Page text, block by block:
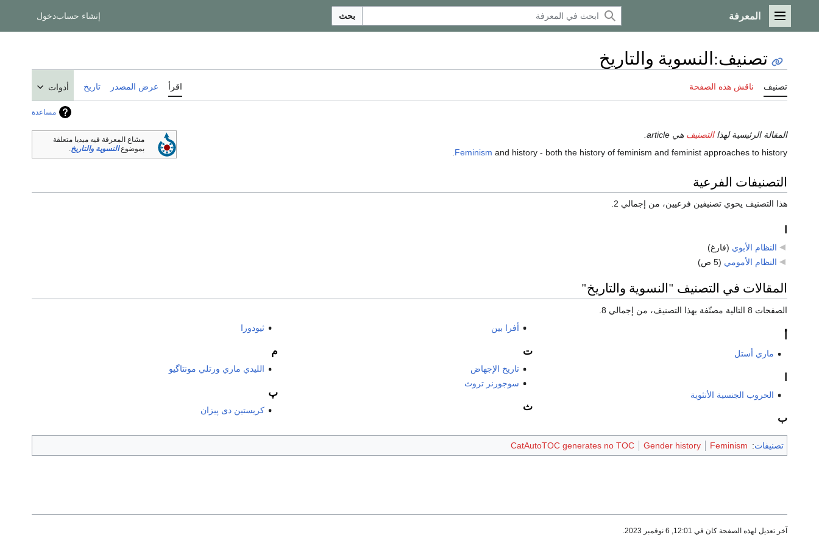
القائمة الرئيسية
المعرفة بحث إنشاء حسابدخول
تصنيف:النسوية والتاريخ
تصنيف ناقش هذه الصفحة اقرأ عرض المصدر تاريخ أدوات
مساعدة
مشاع المعرفة فيه ميديا متعلقة
بموضوعالنسوية والتاريخ.
المقالة الرئيسية لهذاالتصنيف هي article.
Feminism and history - both the history of feminism and feminist approaches to history.
التصنيفات الفرعية
هذا التصنيف يحوي تصنيفين فرعيين، من إجمالي 2.
النظام الأبوي (فارغ)
النظام الأمومي (5 ص)
المقالات في التصنيف "النسوية والتاريخ"
الصفحات 8 التالية مصنّفة بهذا التصنيف، من إجمالي 8.
ماري أستل
الحروب الجنسية الأنثوية
ب
أفرا بين
ت
تاريخ الإجهاض
سوجورنر تروث
ث
ثيودورا
م
الليدي ماري ورتلي مونتاگيو
پ
كريستين دى پيزان
تصنيفات:
Feminism
Gender history
CatAutoTOC generates no TOC
آخر تعديل لهذه الصفحة كان في 12:01, 6 نوفمبر 2023.